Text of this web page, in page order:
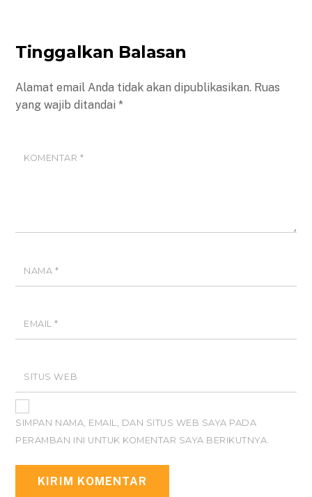
Tinggalkan Balasan
Alamat email Anda tidak akan dipublikasikan. Ruas
yang wajib ditandai*
KOMENTAR*
NAMA *
EMAIL*
SITUS WEB
SIMPAN NAMA, EMAIL, DAN SITUS WEB SAYA PADA
PERAMBAN INI UNTUK KOMENTAR SAYA BERIKUTNYA.